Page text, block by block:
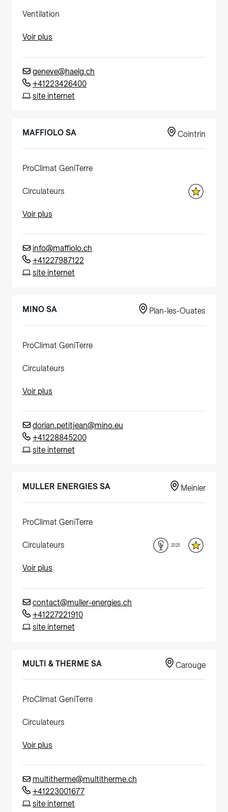
Ventilation
Voir plus
geneve@haelg.ch
+41223426400
site internet
MAFFIOLO SA Cointrin
ProClimat GeniTerre
Circulateurs
Voir plus
info@maffiolo.ch
+41227987122
site internet
MINO SA Plan-les-Ouates
ProClimat GeniTerre
Circulateurs
Voir plus
dorian.petitjean@mino.eu
+41228845200
site internet
MULLER ENERGIES SA Meinier
ProClimat GeniTerre
Circulateurs 2025
Voir plus
contact@muller-energies.ch
+41227221910
site internet
MULTI & THERME SA Carouge
ProClimat GeniTerre
Circulateurs
Voir plus
multitherme@multitherme.ch
+41223001677
site internet